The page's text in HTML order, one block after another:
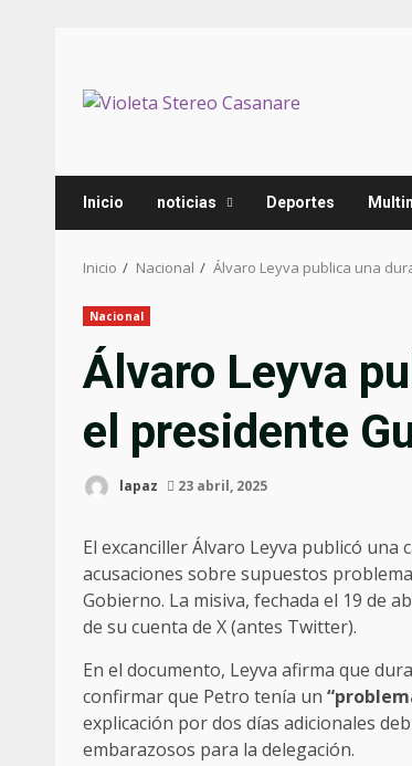
Inicio noticias Deportes
Inicio Nacional Álvaro Leyva publica una
Nacional
Álvaro Leyva
el presidente
lapaz 23 abril, 2025
El excanciller Álvaro Leyva publicó
acusaciones sobre supuestos
Gobierno. La misiva, fechada el 19 de
de su cuenta de X (antes Twitter).
En el documento, Leyva afirma que
confirmar que Petro tenía un
explicación por dos días adicionales
embarazosos para la delegación.